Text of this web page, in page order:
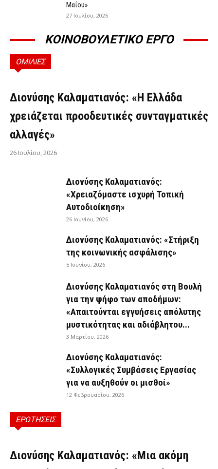
Μαΐου»
27 Ιουλίου, 2026
ΚΟΙΝΟΒΟΥΛΕΤΙΚΟ ΕΡΓΟ
ΟΜΙΛΙΕΣ
ΟΜΙΛΊΕΣ
Διονύσης Καλαματιανός: «Η Ελλάδα
χρειάζεται προοδευτικές συνταγματικές
αλλαγές»
26 Ιουλίου, 2026
Διονύσης Καλαματιανός:
«Χρειαζόμαστε ισχυρή Τοπική
Αυτοδιοίκηση»
26 Ιουνίου, 2026
Διονύσης Καλαματιανός: «Στήριξη
της κοινωνικής ασφάλισης»
5 Ιουνίου, 2026
Διονύσης Καλαματιανός στη Βουλή
για την ψήφο των αποδήμων:
«Απαιτούνται εγγυήσεις απόλυτης
μυστικότητας και αδιάβλητου...
3 Μαρτίου, 2026
Διονύσης Καλαματιανός:
«Συλλογικές Συμβάσεις Εργασίας
για να αυξηθούν οι μισθοί»
12 Φεβρουαρίου, 2026
ΕΡΩΤΗΣΕΙΣ
ΕΡΩΤΉΣΕΙΣ
Διονύσης Καλαματιανός: «Μια ακόμη